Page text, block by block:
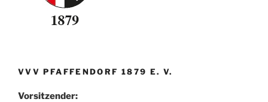
VVV PFAFFENDORF 1879 E. V.
Vorsitzender: